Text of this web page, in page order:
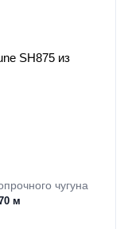
чугуна
м